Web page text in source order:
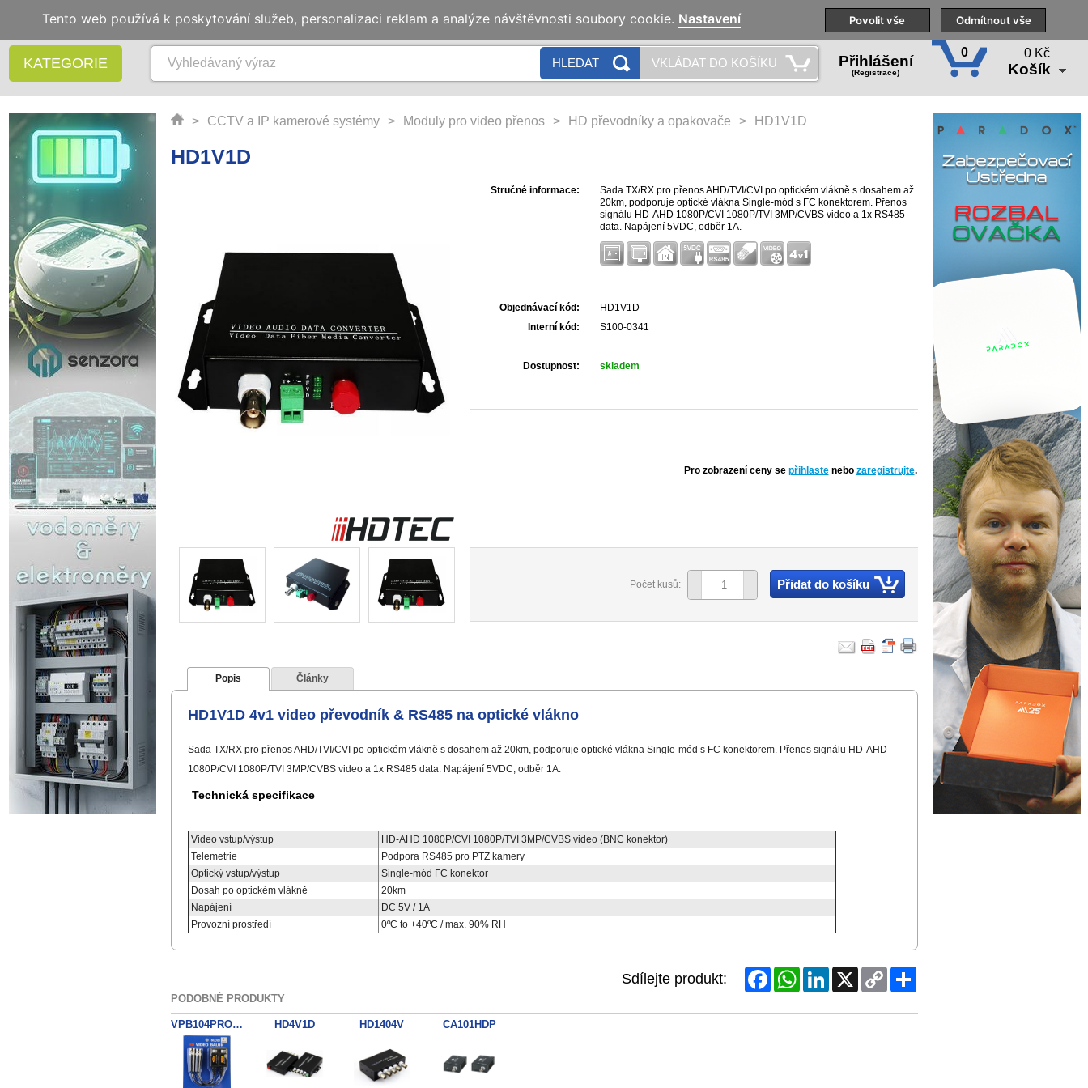
Naše pobočky Technická podpora Školení
KATEGORIE HLEDAT VKLÁDAT DO KOŠÍKU Přihlášení
(Registrace)
0 0 Kč
Košík
> CCTV a IP kamerové systémy > Moduly pro video přenos > HD převodníky a opakovače > HD1V1D
HD1V1D
Stručné informace:
Sada TX/RX pro přenos AHD/TVI/CVI po optickém vlákně s dosahem až
20km, podporuje optické vlákna Single-mód s FC konektorem. Přenos
signálu HD-AHD 1080P/CVI 1080P/TVI 3MP/CVBS video a 1x RS485
data. Napájení 5VDC, odběr 1A.
Objednávací kód:
HD1V1D
Interní kód:
S100-0341
Dostupnost: skladem
Pro zobrazení ceny se přihlaste nebo zaregistrujte.
Počet kusů: Přidat do košíku
Popis Články
HD1V1D 4v1 video převodník & RS485 na optické vlákno
Sada TX/RX pro přenos AHD/TVI/CVI po optickém vlákně s dosahem až 20km, podporuje optické vlákna Single-mód s FC konektorem. Přenos signálu HD-AHD
1080P/CVI 1080P/TVI 3MP/CVBS video a 1x RS485 data. Napájení 5VDC, odběr 1A.
Technická specifikace
Video vstup/výstup
HD-AHD 1080P/CVI 1080P/TVI 3MP/CVBS video (BNC konektor)
Telemetrie
Podpora RS485 pro PTZ kamery
Optický vstup/výstup
Single-mód FC konektor
Dosah po optickém vlákně
20km
Napájení
DC 5V / 1A
Provozní prostředí
0ºC to +40ºC / max. 90% RH
Sdílejte produkt: FacebookWhatsAppLinkedIn
X
Copy
Link
Share
PODOBNÉ PRODUKTY
VPB104PRO Pair HD4V1D HD1404V CA101HDP
Tento web používá k poskytování služeb, personalizaci reklam a analýze návštěvnosti soubory cookie. Nastavení Povolit vše Odmítnout vše